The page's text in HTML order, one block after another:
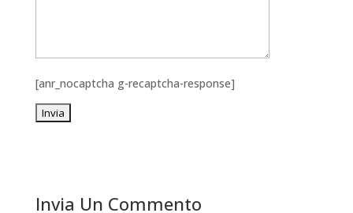
[anr_nocaptcha g-recaptcha-response]
Invia Un Commento